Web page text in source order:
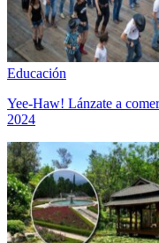
Educación
Yee-Haw! Lánzate a
2024